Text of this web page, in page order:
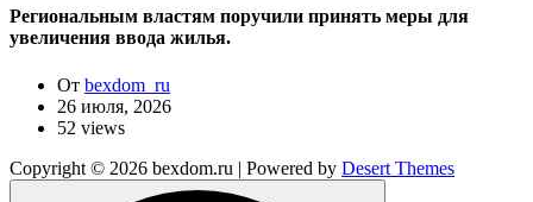
Региональным властям поручили принять меры для
увеличения ввода жилья.
От bexdom_ru
26 июля, 2026
52 views
Copyright © 2026 bexdom.ru | Powered by Desert Themes